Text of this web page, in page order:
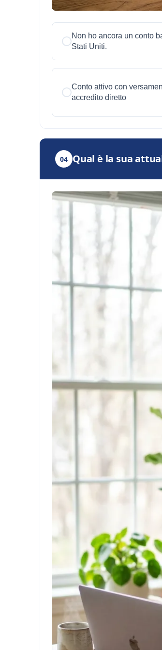
Non ho ancora un conto
Stati Uniti.
Conto attivo con
accredito diretto
04 Qual è la sua